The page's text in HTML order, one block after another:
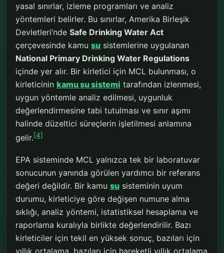
yasal sınırlar, izleme programları ve analiz
yöntemleri belirler. Bu sınırlar, Amerika Birleşik
Devletleri’nde Safe Drinking Water Act
çerçevesinde kamu su sistemlerine uygulanan
National Primary Drinking Water Regulations
içinde yer alır. Bir kirletici için MCL bulunması, o
kirleticinin kamu su sistemi tarafından izlenmesi,
uygun yöntemle analiz edilmesi, uygunluk
değerlendirmesine tabi tutulması ve sınır aşımı
halinde düzeltici süreçlerin işletilmesi anlamına
gelir.[4]
EPA sisteminde MCL yalnızca tek bir laboratuvar
sonucunun yanında görülen yardımcı bir referans
değeri değildir. Bir kamu su sisteminin uyum
durumu, kirleticiye göre değişen numune alma
sıklığı, analiz yöntemi, istatistiksel hesaplama ve
raporlama kuralıyla birlikte değerlendirilir. Bazı
kirleticiler için tekil en yüksek sonuç, bazıları için